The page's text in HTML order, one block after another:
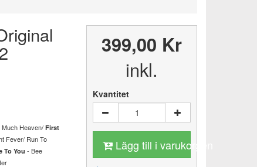
Much Heaven/First
Fever/ Run To
To You - Bee
399,00 Kr
inkl.
Kvantitet
Lägg till i varukorgen